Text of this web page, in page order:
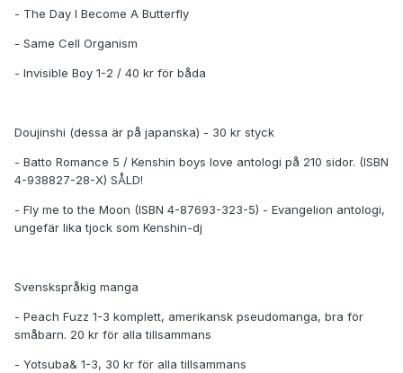
- The Day I Become A Butterfly
- Same Cell Organism
- Invisible Boy 1-2 / 40 kr för båda
Doujinshi (dessa är på japanska) - 30 kr styck
- Batto Romance 5 / Kenshin boys love antologi på 210 sidor. (ISBN
4-938827-28-X) SÅLD!
- Fly me to the Moon (ISBN 4-87693-323-5) - Evangelion antologi,
ungefär lika tjock som Kenshin-dj
Svenskspråkig manga
- Peach Fuzz 1-3 komplett, amerikansk pseudomanga, bra för
småbarn. 20 kr för alla tillsammans
- Yotsuba& 1-3, 30 kr för alla tillsammans